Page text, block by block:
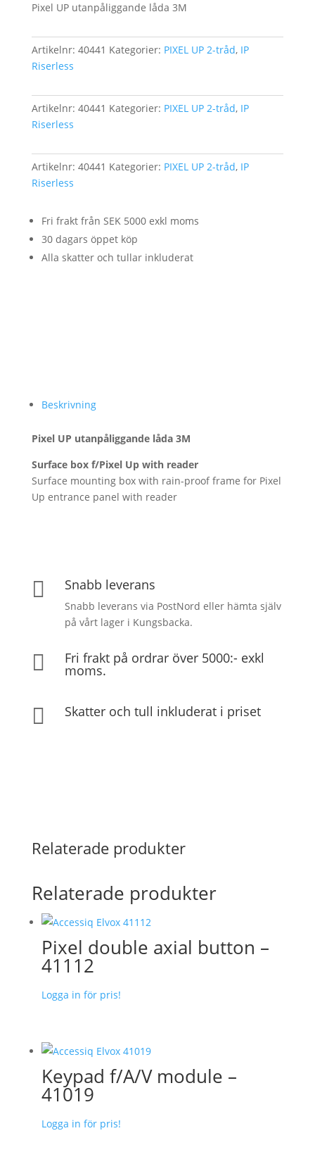
Pixel UP utanpåliggande låda 3M
Artikelnr: 40441 Kategorier: PIXEL UP 2-tråd, IP
Riserless
Artikelnr: 40441 Kategorier: PIXEL UP 2-tråd, IP
Riserless
Artikelnr: 40441 Kategorier: PIXEL UP 2-tråd, IP
Riserless
Fri frakt från SEK 5000 exkl moms
30 dagars öppet köp
Alla skatter och tullar inkluderat
Beskrivning
Pixel UP utanpåliggande låda 3M
Surface box f/Pixel Up with reader
Surface mounting box with rain-proof frame for Pixel
Up entrance panel with reader
 Snabb leverans
Snabb leverans via PostNord eller hämta själv
på vårt lager i Kungsbacka.
 Fri frakt på ordrar över 5000:- exkl
moms.
 Skatter och tull inkluderat i priset
Relaterade produkter
Relaterade produkter
Pixel double axial button –
41112
Logga in för pris!
Keypad f/A/V module –
41019
Logga in för pris!